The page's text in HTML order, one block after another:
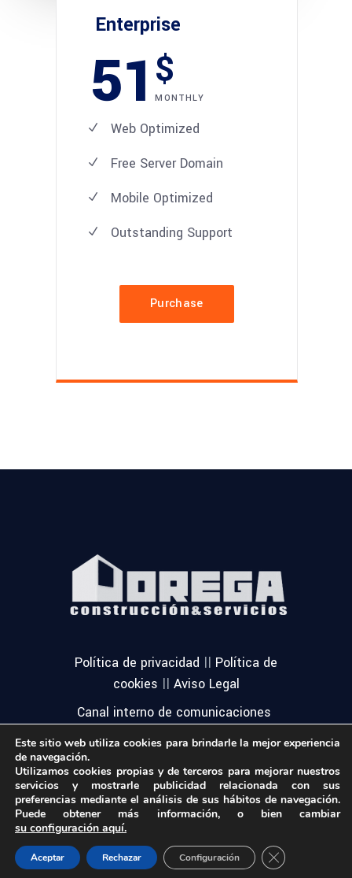
Enterprise
51$
MONTHLY
Web Optimized
Free Server Domain
Mobile Optimized
Outstanding Support
Purchase
Política de privacidad || Política de
cookies || Aviso Legal
Canal interno de comunicaciones
© Todos los derechos reservados
Orega. DiseñoAmodo Soluciones
Este sitio web utiliza cookies para brindarle la mejor experiencia
de navegación.
Utilizamos cookies propias y de terceros para mejorar nuestros
servicios y mostrarle publicidad relacionada con sus
preferencias mediante el análisis de sus hábitos de navegación.
Puede obtener más información, o bien cambiar
su configuración aquí.
Aceptar Rechazar Configuración Close GDPR